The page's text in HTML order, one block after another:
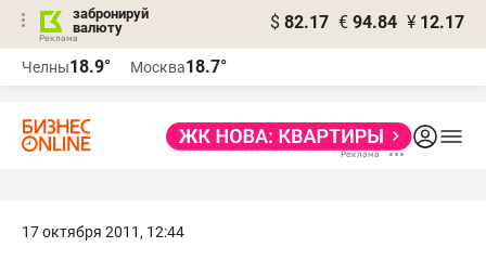
забронируй
валюту
$ 82.17 € 94.84 ¥ 12.17
Челны18.9° Москва18.7°
17 октября 2011, 12:44